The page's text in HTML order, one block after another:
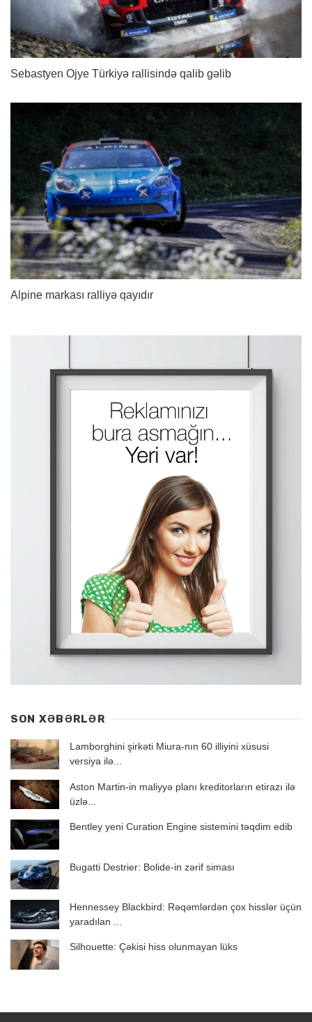
Sebastyen Ojye Türkiyə rallisində qalib gəlib
Alpine markası ralliyə qayıdır
SON XƏBƏRLƏR
Lamborghini şirkəti Miura-nın 60 illiyini xüsusi
versiya ilə...
Aston Martin-in maliyyə planı kreditorların etirazı ilə
üzlə...
Bentley yeni Curation Engine sistemini təqdim edib
Bugatti Destrier: Bolide-in zərif siması
Hennessey Blackbird: Rəqəmlərdən çox hisslər üçün
yaradılan ...
Silhouette: Çəkisi hiss olunmayan lüks